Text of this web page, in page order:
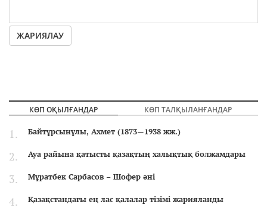
ЖАРИЯЛАУ
КӨП ОҚЫЛҒАНДАР КӨП ТАЛҚЫЛАНҒАНДАР
Байтұрсынұлы, Ахмет (1873—1938 жж.)
Ауа райына қатысты қазақтың халықтық болжамдары
Мұратбек Сарбасов – Шофер әні
Қазақстандағы ең лас қалалар тізімі жарияланды